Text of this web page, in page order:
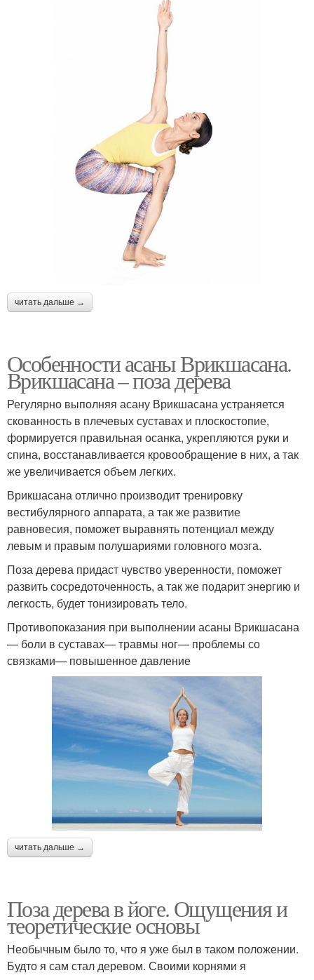
читать дальше →
Особенности асаны Врикшасана.
Врикшасана – поза дерева
Регулярно выполняя асану Врикшасана устраняется
скованность в плечевых суставах и плоскостопие,
формируется правильная осанка, укрепляются руки и
спина, восстанавливается кровообращение в них, а так
же увеличивается объем легких.
Врикшасана отлично производит тренировку
вестибулярного аппарата, а так же развитие
равновесия, поможет выравнять потенциал между
левым и правым полушариями головного мозга.
Поза дерева придаст чувство уверенности, поможет
развить сосредоточенность, а так же подарит энергию и
легкость, будет тонизировать тело.
Противопоказания при выполнении асаны Врикшасана
— боли в суставах— травмы ног— проблемы со
связками— повышенное давление
читать дальше →
Поза дерева в йоге. Ощущения и
теоретические основы
Необычным было то, что я уже был в таком положении.
Будто я сам стал деревом. Своими корнями я